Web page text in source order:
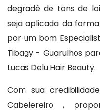
degradê de tons de
seja aplicada da
por um bom
Tibagy - Guarulhos
Lucas Delu Hair Beauty.
Com sua
Cabelereiro ,